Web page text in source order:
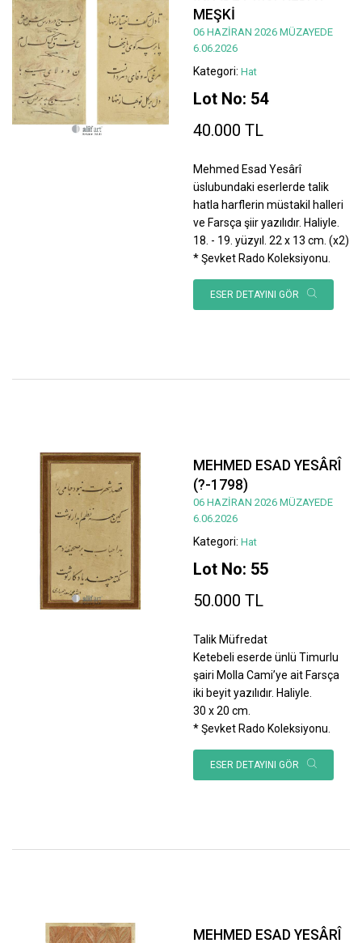
MEŞKİ
06 HAZİRAN 2026 MÜZAYEDE
6.06.2026
Kategori: Hat
Lot No: 54
40.000 TL
Mehmed Esad Yesârî
üslubundaki eserlerde talik
hatla harflerin müstakil halleri
ve Farsça şiir yazılıdır. Haliyle.
18. - 19. yüzyıl. 22 x 13 cm. (x2)
* Şevket Rado Koleksiyonu.
ESER DETAYINI GÖR
MEHMED ESAD YESÂRÎ
(?-1798)
06 HAZİRAN 2026 MÜZAYEDE
6.06.2026
Kategori: Hat
Lot No: 55
50.000 TL
Talik Müfredat
Ketebeli eserde ünlü Timurlu
şairi Molla Cami’ye ait Farsça
iki beyit yazılıdır. Haliyle.
30 x 20 cm.
* Şevket Rado Koleksiyonu.
ESER DETAYINI GÖR
MEHMED ESAD YESÂRÎ